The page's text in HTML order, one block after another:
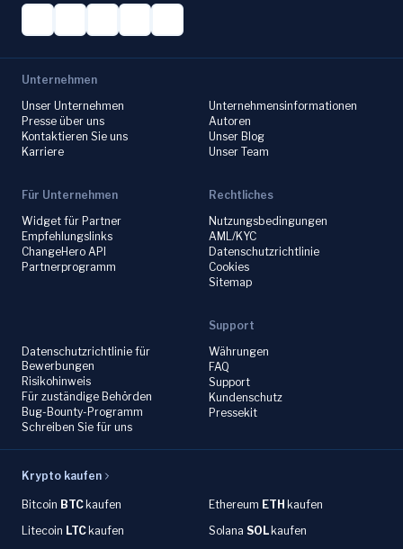
Unternehmen
Unser Unternehmen
Presse über uns
Kontaktieren Sie uns
Karriere
Unternehmensinformationen
Autoren
Unser Blog
Unser Team
Für Unternehmen
Widget für Partner
Empfehlungslinks
ChangeHero API
Partnerprogramm
Rechtliches
Nutzungsbedingungen
AML/KYC
Datenschutzrichtlinie
Cookies
Sitemap
Datenschutzrichtlinie für
Bewerbungen
Risikohinweis
Für zuständige Behörden
Bug-Bounty-Programm
Schreiben Sie für uns
Support
Währungen
FAQ
Support
Kundenschutz
Pressekit
Krypto kaufen
Bitcoin BTC kaufen Ethereum ETH kaufen
Litecoin LTC kaufen Solana SOL kaufen